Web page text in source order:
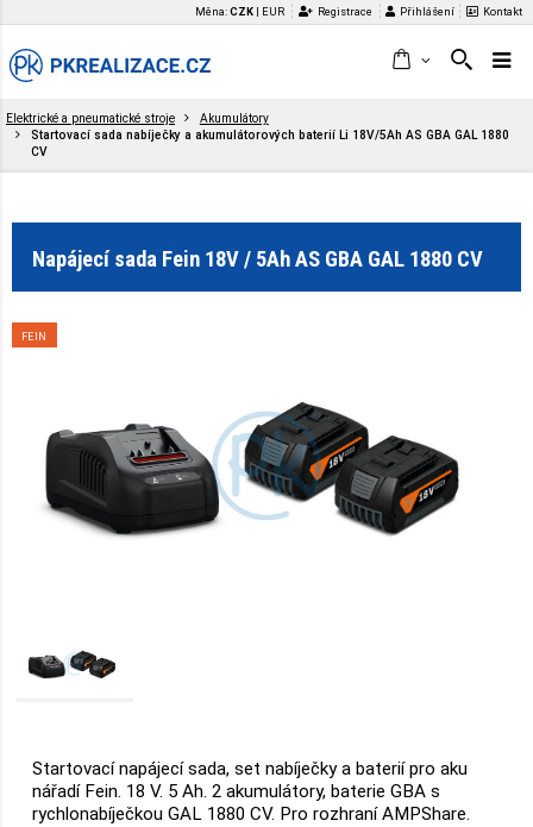
Měna:CZK EUR Registrace Přihlášení Kontakt
Elektrické a pneumatické stroje
Akumulátory
Startovací sada nabíječky a akumulátorových baterií Li 18V/5Ah AS GBA GAL 1880
CV
Napájecí sada Fein 18V / 5Ah AS GBA GAL 1880 CV
FEIN
Startovací napájecí sada, set nabíječky a baterií pro aku
nářadí Fein. 18 V. 5 Ah. 2 akumulátory, baterie GBA s
rychlonabíječkou GAL 1880 CV. Pro rozhraní AMPShare.